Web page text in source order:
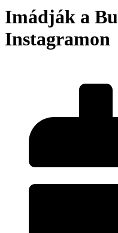
Imádják a
Instagramon